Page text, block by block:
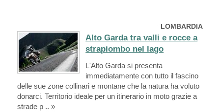
LOMBARDIA
Alto Garda tra valli e rocce a
strapiombo nel lago
L'Alto Garda si presenta
immediatamente con tutto il fascino
delle sue zone collinari e montane che la natura ha voluto
donarci. Territorio ideale per un itinerario in moto grazie a
strade p .. »